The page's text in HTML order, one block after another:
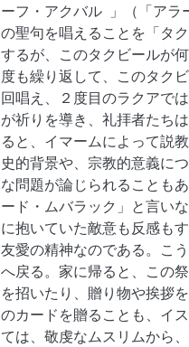
ーフ・アクバル 」（「アラ
の聖句を唱えることを「タ
するが、このタクビールが
度も繰り返して、このタク
回唱え、２度目のラクアで
が祈りを導き、礼拝者たち
ると、イマームによって説
史的背景や、宗教的意義に
な問題が論じられることも
ード・ムバラック」と言い
に抱いていた敵意も反感も
友愛の精神なのである。こ
へ戻る。家に帰ると、この
を招いたり、贈り物や挨拶
のカードを贈ることも、イ
ては、敬虔なムスリムから